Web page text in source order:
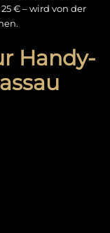
€ – wird von der
Handy-